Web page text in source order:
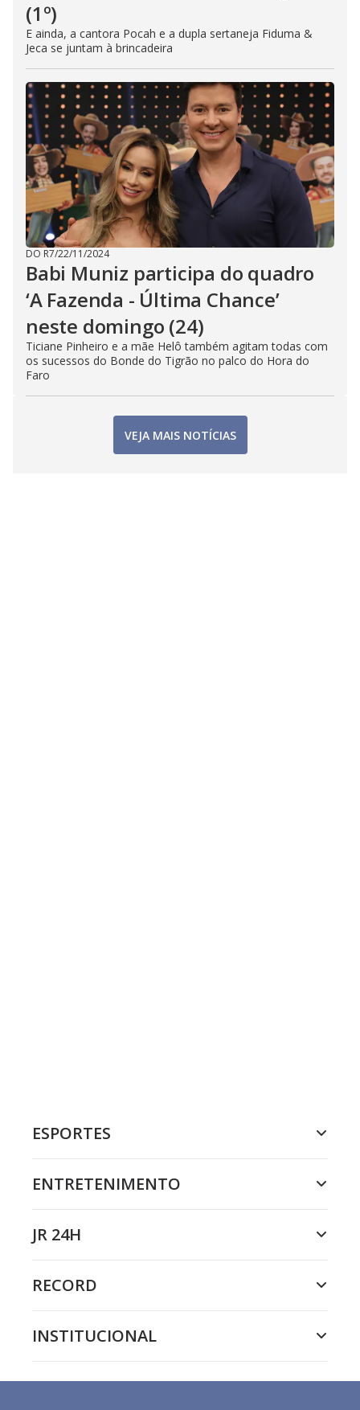
(1º)
E ainda, a cantora Pocah e a dupla sertaneja Fiduma &
Jeca se juntam à brincadeira
DO R7/22/11/2024
Babi Muniz participa do quadro
‘A Fazenda - Última Chance’
neste domingo (24)
Ticiane Pinheiro e a mãe Helô também agitam todas com
os sucessos do Bonde do Tigrão no palco do Hora do
Faro
VEJA MAIS NOTÍCIAS
ESPORTES
ENTRETENIMENTO
JR 24H
RECORD
INSTITUCIONAL